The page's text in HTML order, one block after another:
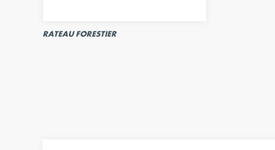
RATEAU FORESTIER